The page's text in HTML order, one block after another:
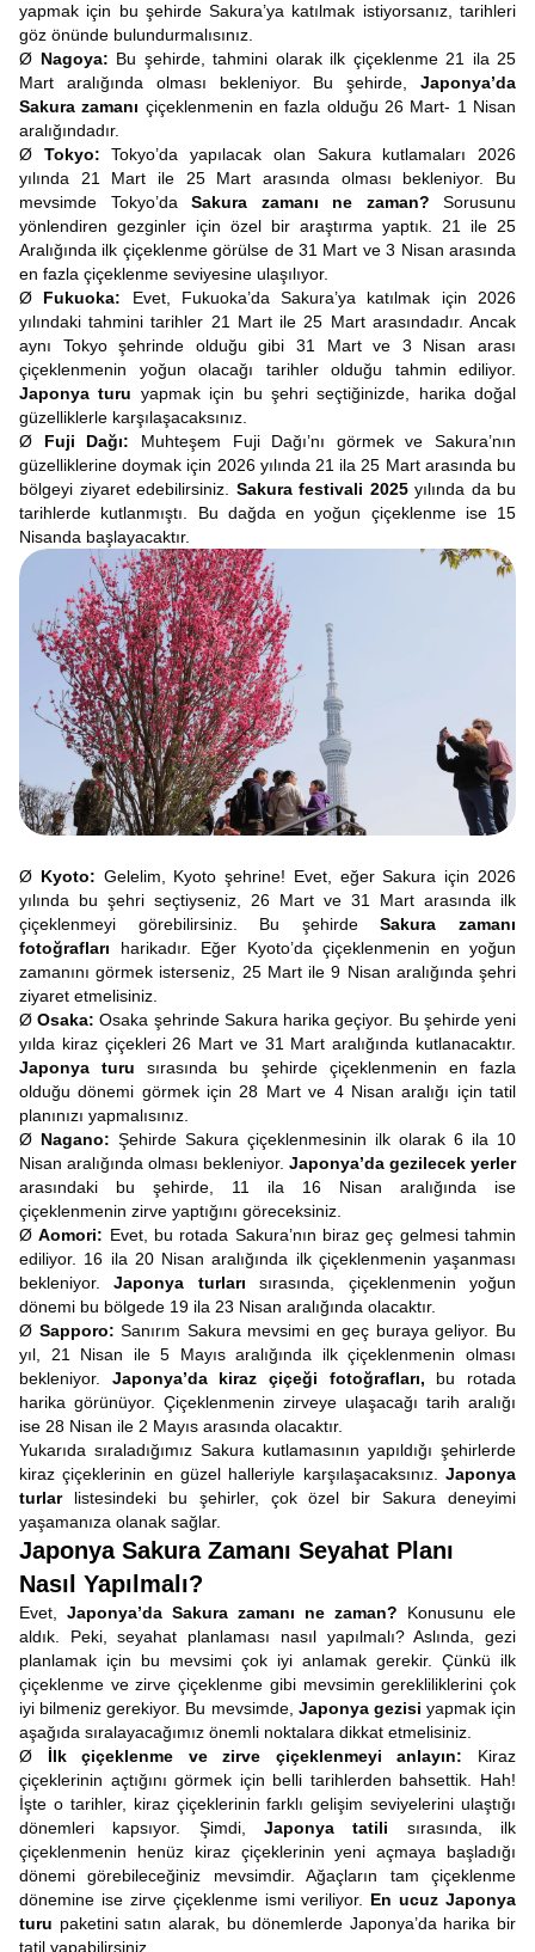
yapmak için bu şehirde Sakura’ya katılmak istiyorsanız, tarihleri
göz önünde bulundurmalısınız.
Ø Nagoya: Bu şehirde, tahmini olarak ilk çiçeklenme 21 ila 25
Mart aralığında olması bekleniyor. Bu şehirde, Japonya’da
Sakura zamanı çiçeklenmenin en fazla olduğu 26 Mart- 1 Nisan
aralığındadır.
Ø Tokyo:Tokyo’da yapılacak olan Sakura kutlamaları 2026
yılında 21 Mart ile 25 Mart arasında olması bekleniyor. Bu
mevsimde Tokyo’da Sakura zamanı ne zaman? Sorusunu
yönlendiren gezginler için özel bir araştırma yaptık. 21 ile 25
Aralığında ilk çiçeklenme görülse de 31 Mart ve 3 Nisan arasında
en fazla çiçeklenme seviyesine ulaşılıyor.
Ø Fukuoka: Evet, Fukuoka’da Sakura’ya katılmak için 2026
yılındaki tahmini tarihler 21 Mart ile 25 Mart arasındadır. Ancak
aynı Tokyo şehrinde olduğu gibi 31 Mart ve 3 Nisan arası
çiçeklenmenin yoğun olacağı tarihler olduğu tahmin ediliyor.
Japonya turu yapmak için bu şehri seçtiğinizde, harika doğal
güzelliklerle karşılaşacaksınız.
Ø Fuji Dağı: Muhteşem Fuji Dağı’nı görmek ve Sakura’nın
güzelliklerine doymak için 2026 yılında 21 ila 25 Mart arasında bu
bölgeyi ziyaret edebilirsiniz. Sakura festivali 2025 yılında da bu
tarihlerde kutlanmıştı. Bu dağda en yoğun çiçeklenme ise 15
Nisanda başlayacaktır.
Ø Kyoto: Gelelim, Kyoto şehrine! Evet, eğer Sakura için 2026
yılında bu şehri seçtiyseniz, 26 Mart ve 31 Mart arasında ilk
çiçeklenmeyi görebilirsiniz. Bu şehirdeSakura zamanı
fotoğrafları harikadır. Eğer Kyoto’da çiçeklenmenin en yoğun
zamanını görmek isterseniz, 25 Mart ile 9 Nisan aralığında şehri
ziyaret etmelisiniz.
ØOsaka:Osaka şehrinde Sakura harika geçiyor. Bu şehirde yeni
yılda kiraz çiçekleri 26 Mart ve 31 Mart aralığında kutlanacaktır.
Japonya turusırasında bu şehirde çiçeklenmenin en fazla
olduğu dönemi görmek için 28 Mart ve 4 Nisan aralığı için tatil
planınızı yapmalısınız.
Ø Nagano: Şehirde Sakura çiçeklenmesinin ilk olarak 6 ila 10
Nisan aralığında olması bekleniyor. Japonya’da gezilecek yerler
arasındaki bu şehirde, 11 ila 16 Nisan aralığında ise
çiçeklenmenin zirve yaptığını göreceksiniz.
ØAomori: Evet, bu rotada Sakura’nın biraz geç gelmesi tahmin
ediliyor. 16 ila 20 Nisan aralığında ilk çiçeklenmenin yaşanması
bekleniyor.Japonya turlarısırasında, çiçeklenmenin yoğun
dönemi bu bölgede 19 ila 23 Nisan aralığında olacaktır.
Ø Sapporo:Sanırım Sakura mevsimi en geç buraya geliyor. Bu
yıl, 21 Nisan ile 5 Mayıs aralığında ilk çiçeklenmenin olması
bekleniyor. Japonya’da kiraz çiçeği fotoğrafları, bu rotada
harika görünüyor. Çiçeklenmenin zirveye ulaşacağı tarih aralığı
ise 28 Nisan ile 2 Mayıs arasında olacaktır.
Yukarıda sıraladığımız Sakura kutlamasının yapıldığı şehirlerde
kiraz çiçeklerinin en güzel halleriyle karşılaşacaksınız. Japonya
turlar listesindeki bu şehirler, çok özel bir Sakura deneyimi
yaşamanıza olanak sağlar.
Japonya Sakura Zamanı Seyahat Planı
Nasıl Yapılmalı?
Evet, Japonya’da Sakura zamanı ne zaman? Konusunu ele
aldık. Peki, seyahat planlaması nasıl yapılmalı? Aslında, gezi
planlamak için bu mevsimi çok iyi anlamak gerekir. Çünkü ilk
çiçeklenme ve zirve çiçeklenme gibi mevsimin gerekliliklerini çok
iyi bilmeniz gerekiyor. Bu mevsimde, Japonya gezisi yapmak için
aşağıda sıralayacağımız önemli noktalara dikkat etmelisiniz.
Ø İlk çiçeklenme ve zirve çiçeklenmeyi anlayın: Kiraz
çiçeklerinin açtığını görmek için belli tarihlerden bahsettik. Hah!
İşte o tarihler, kiraz çiçeklerinin farklı gelişim seviyelerini ulaştığı
dönemleri kapsıyor. Şimdi, Japonya tatili sırasında, ilk
çiçeklenmenin henüz kiraz çiçeklerinin yeni açmaya başladığı
dönemi görebileceğiniz mevsimdir. Ağaçların tam çiçeklenme
dönemine ise zirve çiçeklenme ismi veriliyor. En ucuz Japonya
turu paketini satın alarak, bu dönemlerde Japonya’da harika bir
tatil yapabilirsiniz.